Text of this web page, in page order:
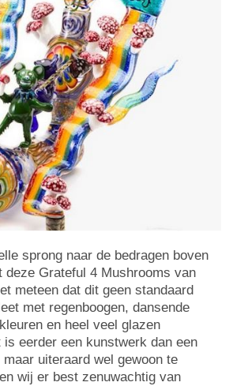
sprong naar de bedragen boven
deze Grateful 4 Mushrooms van
meteen dat dit geen standaard
met regenboogen, dansende
en heel veel glazen
is eerder een kunstwerk dan een
uiteraard wel gewoon te
wij er best zenuwachtig van